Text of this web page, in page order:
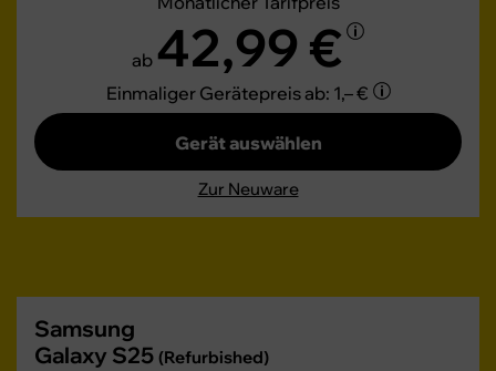
ab 42,99 €
Einmaliger Gerätepreisab: 1,– €
Gerät auswählen
Zur Neuware
Samsung
Galaxy S25 (Refurbished)